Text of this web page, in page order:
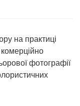
на практиці
фотографії